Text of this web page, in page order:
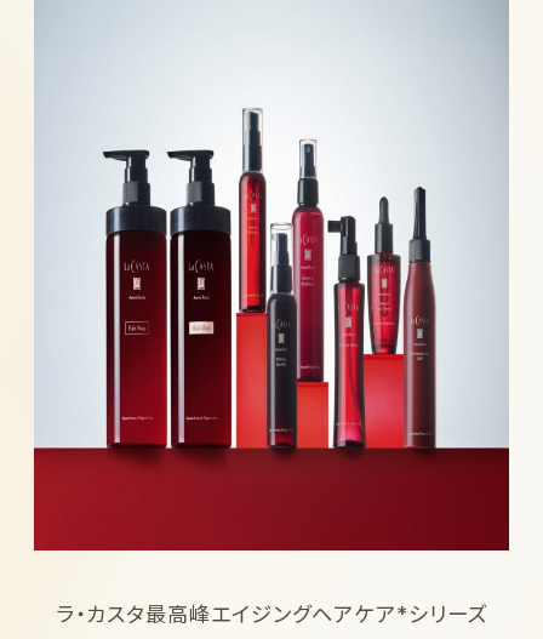
ラ・カスタ最高峰エイジングヘアケア*シリーズ